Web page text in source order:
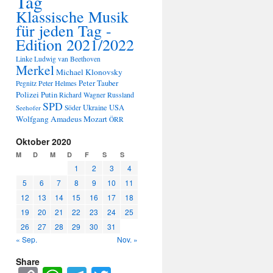
Klassische Musik
für jeden Tag -
Edition 2021/2022
Linke Ludwig van Beethoven
MerkelMichael Klonovsky
Pegnitz Peter HelmesPeter Tauber
PolizeiPutin Richard Wagner Russland
Seehofer SPD Söder Ukraine USA
Wolfgang Amadeus Mozart ÖRR
Oktober 2020
M D M D F S S
1 2 3
4
5
6 7 8 9 10
11
12
13 14 15 16 17
18
19
20 21 22 23 24
25
26
27 28 29 30
31
« Sep.
Nov. »
Share